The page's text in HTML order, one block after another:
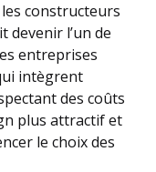
constructeurs
devenir l’un de
entreprises
intègrent
des coûts
plus attractif et
le choix des